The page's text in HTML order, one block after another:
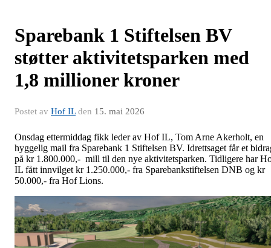
Sparebank 1 Stiftelsen BV
støtter aktivitetsparken med
1,8 millioner kroner
Postet av Hof ILden 15. mai 2026
Onsdag ettermiddag fikk leder av Hof IL, Tom Arne Akerholt, en
hyggelig mail fra Sparebank 1 Stiftelsen BV. Idrettsaget får et
på kr 1.800.000,- mill til den nye aktivitetsparken. Tidligere har
IL fått innvilget kr 1.250.000,- fra Sparebankstiftelsen DNB og kr
50.000,- fra Hof Lions.